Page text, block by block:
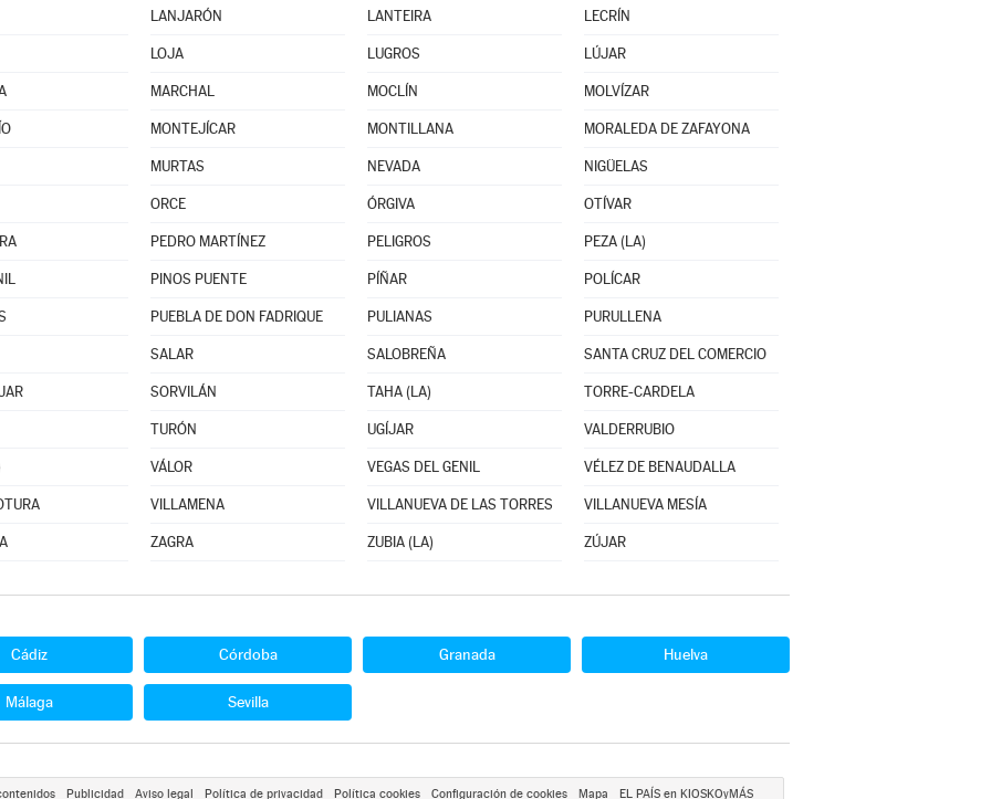
LANJARÓN LANTEIRA LECRÍN
LOJA LUGROS LÚJAR
MARCHAL MOCLÍN MOLVÍZAR
MONTEJÍCAR MONTILLANA MORALEDA DE ZAFAYONA
MURTAS NEVADA NIGÜELAS
ORCE ÓRGIVA OTÍVAR
PEDRO MARTÍNEZ PELIGROS PEZA (LA)
PINOS PUENTE PÍÑAR POLÍCAR
PUEBLA DE DON FADRIQUE PULIANAS PURULLENA
SALAR SALOBREÑA SANTA CRUZ DEL COMERCIO
SORVILÁN TAHA (LA) TORRE-CARDELA
TURÓN UGÍJAR VALDERRUBIO
VÁLOR VEGAS DEL GENIL VÉLEZ DE BENAUDALLA
VILLAMENA VILLANUEVA DE LAS TORRES VILLANUEVA MESÍA
ZAGRA ZUBIA (LA) ZÚJAR
Cádiz Córdoba Granada Huelva
Málaga Sevilla
Publicidad Aviso legal Política de privacidad Política cookies Configuración de cookies Mapa EL PAÍS en KIOSKOyMÁS